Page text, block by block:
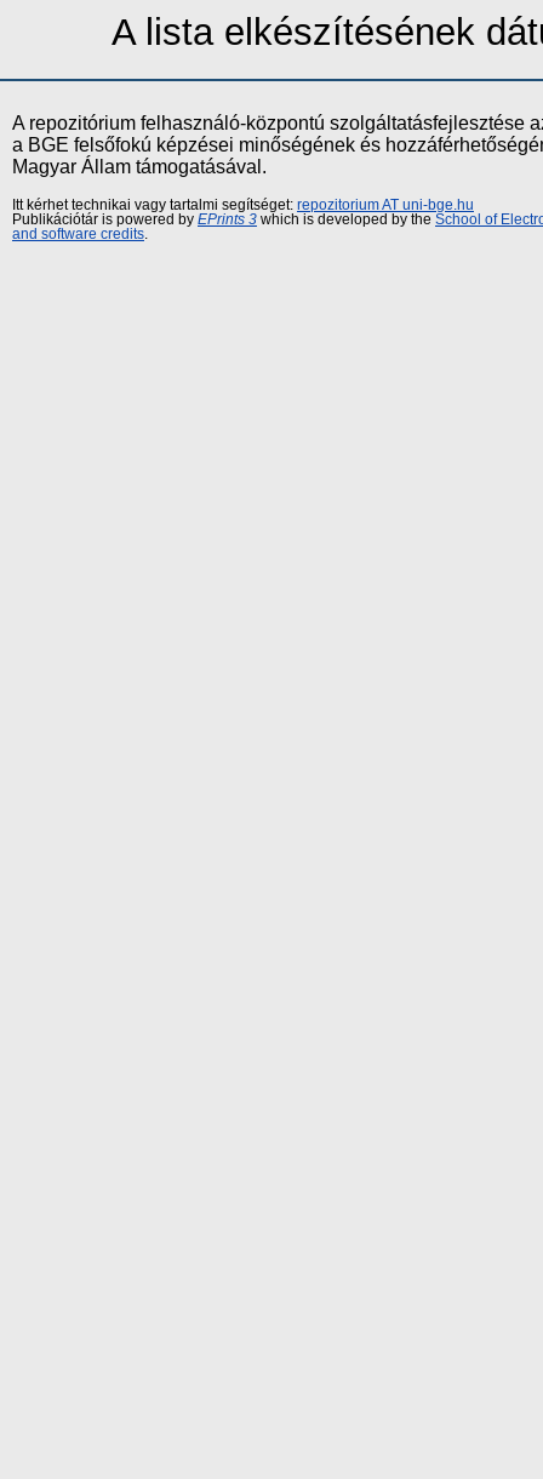
A lista elkészítésének
A repozitórium felhasználó-központú szolgáltatásfejlesztése
a BGE felsőfokú képzései minőségének és
Magyar Állam támogatásával.
Itt kérhet technikai vagy tartalmi segítséget: repozitorium AT uni-bge.hu
Publikációtár is powered by EPrints 3 which is developed by the School of
and software credits